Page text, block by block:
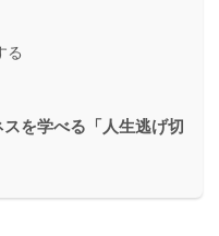
る
を学べる「人生逃げ切